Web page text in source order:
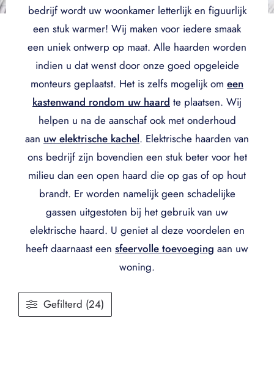
bedrijf wordt uw woonkamer letterlijk en figuurlijk
een stuk warmer! Wij maken voor iedere smaak
een uniek ontwerp op maat. Alle haarden worden
indien u dat wenst door onze goed opgeleide
monteurs geplaatst. Het is zelfs mogelijk om een
kastenwand rondom uw haard te plaatsen. Wij
helpen u na de aanschaf ook met onderhoud
aan uw elektrische kachel. Elektrische haarden van
ons bedrijf zijn bovendien een stuk beter voor het
milieu dan een open haard die op gas of op hout
brandt. Er worden namelijk geen schadelijke
gassen uitgestoten bij het gebruik van uw
elektrische haard. U geniet al deze voordelen en
heeft daarnaast een sfeervolle toevoeging aan uw
woning.
Gefilterd (24)